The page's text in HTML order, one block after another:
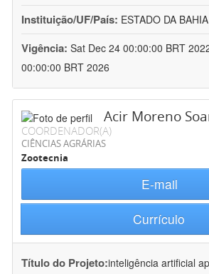
Instituição/UF/País: ESTADO DA
Vigência: Sat Dec 24 00:00:00 BRT
00:00:00 BRT 2026
Acir Moreno
COORDENADOR(A)
CIÊNCIAS AGRÁRIAS
Zootecnia
E-mail
Currículo
Título do Projeto:inteligência artificial